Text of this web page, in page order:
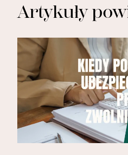
Artykuły